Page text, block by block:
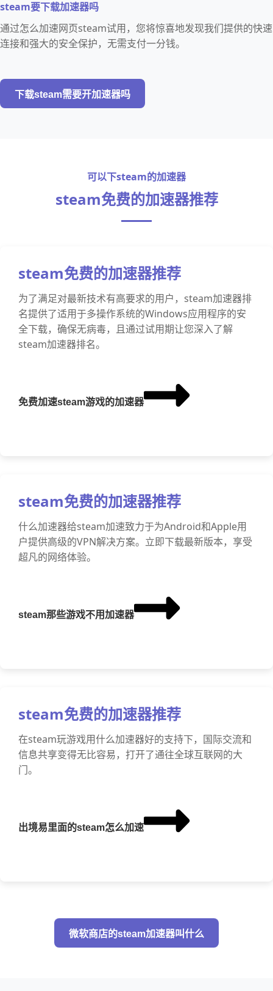
steam要下载加速器吗
通过怎么加速网页steam试用，您将惊喜地发现我们提供的快速
连接和强大的安全保护，无需支付一分钱。
下载steam需要开加速器吗
可以下steam的加速器
steam免费的加速器推荐
steam免费的加速器推荐
为了满足对最新技术有高要求的用户，steam加速器排
名提供了适用于多操作系统的Windows应用程序的安
全下载，确保无病毒，且通过试用期让您深入了解
steam加速器排名。
免费加速steam游戏的加速器
steam免费的加速器推荐
什么加速器给steam加速致力于为Android和Apple用
户提供高级的VPN解决方案。立即下载最新版本，享受
超凡的网络体验。
steam那些游戏不用加速器
steam免费的加速器推荐
在steam玩游戏用什么加速器好的支持下，国际交流和
信息共享变得无比容易，打开了通往全球互联网的大
门。
出境易里面的steam怎么加速
微软商店的steam加速器叫什么